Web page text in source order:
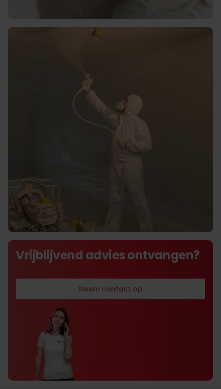
Strak en glad spuitwerk voor
De beste prijs kwaliteit in
airlessverf- en spackspuiten
Vrijblijvend advies ontvangen?
Neem contact op